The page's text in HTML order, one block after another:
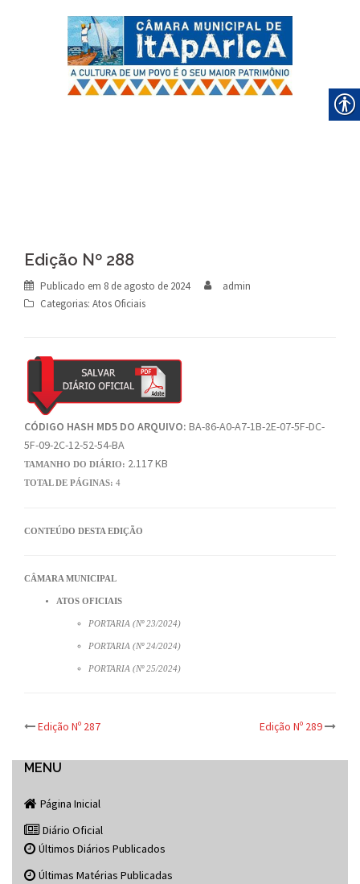
Edição Nº 288
Publicado em 8 de agosto de 2024
admin
Categorias: Atos Oficiais
CÓDIGO HASH MD5 DO ARQUIVO: BA-86-A0-A7-1B-2E-07-5F-DC-
5F-09-2C-12-52-54-BA
TAMANHO DO DIÁRIO: 2.117 KB
TOTAL DE PÁGINAS: 4
CONTEÚDO DESTA EDIÇÃO
CÂMARA MUNICIPAL
ATOS OFICIAIS
PORTARIA (Nº 23/2024)
PORTARIA (Nº 24/2024)
PORTARIA (Nº 25/2024)
Post
navigation
Edição Nº 287 Edição Nº 289
MENU
Página Inicial
Diário Oficial
Últimos Diários Publicados
Últimas Matérias Publicadas